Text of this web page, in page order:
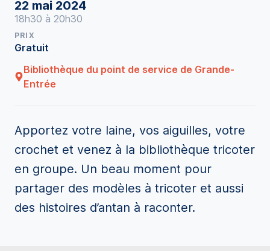
22 mai 2024
18h30 à 20h30
PRIX
Gratuit
Bibliothèque du point de service de Grande-
Entrée
Apportez votre laine, vos aiguilles, votre
crochet et venez à la bibliothèque tricoter
en groupe. Un beau moment pour
partager des modèles à tricoter et aussi
des histoires d’antan à raconter.